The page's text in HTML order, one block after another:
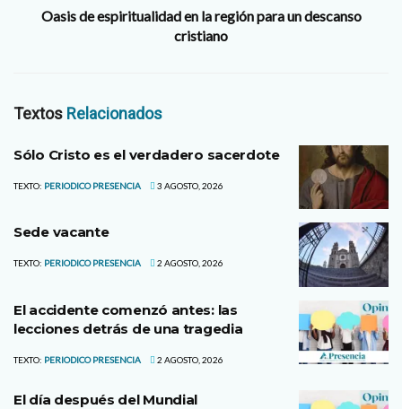
Oasis de espiritualidad en la región para un descanso
cristiano
Textos Relacionados
Sólo Cristo es el verdadero sacerdote
TEXTO: PERIODICO PRESENCIA 3 AGOSTO, 2026
Sede vacante
TEXTO: PERIODICO PRESENCIA 2 AGOSTO, 2026
El accidente comenzó antes: las
lecciones detrás de una tragedia
TEXTO: PERIODICO PRESENCIA 2 AGOSTO, 2026
El día después del Mundial